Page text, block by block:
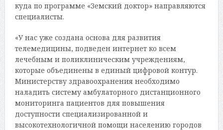
куда по программе «Земский доктор» направляются
специалисты.
«У нас уже создана основа для развития
телемедицины, подведен интернет ко всем
лечебным и поликлиническим учреждениям,
которые объединены в единый цифровой контур.
Министерству здравоохранения необходимо
наладить систему амбулаторного дистанционного
мониторинга пациентов для повышения
доступности специализированной и
высокотехнологичной помощи населению городов